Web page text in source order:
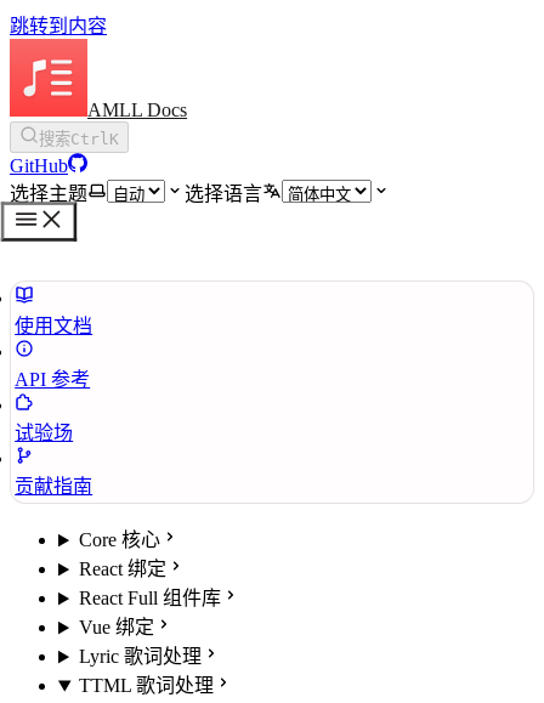
跳转到内容
AMLL Docs
搜索CtrlK
GitHub
选择主题
选择语言
使用文档
API 参考
试验场
贡献指南
Core 核心
React 绑定
React Full 组件库
Vue 绑定
Lyric 歌词处理
TTML 歌词处理